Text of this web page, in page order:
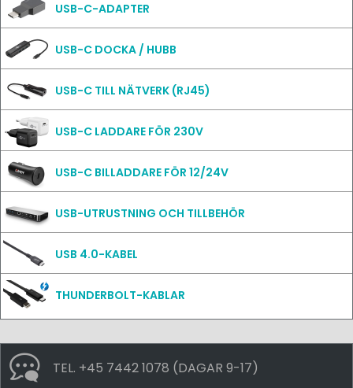
USB-C-ADAPTER
USB-C DOCKA / HUBB
USB-C TILL NÄTVERK (RJ45)
USB-C LADDARE FÖR 230V
USB-C BILLADDARE FÖR 12/24V
USB-UTRUSTNING OCH TILLBEHÖR
USB 4.0-KABEL
THUNDERBOLT-KABLAR
TEL. +45 7442 1078 (DAGAR 9-17)